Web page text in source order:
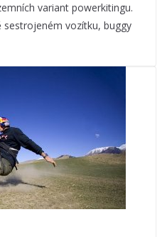
variant powerkitingu.
sestrojeném vozítku, buggy